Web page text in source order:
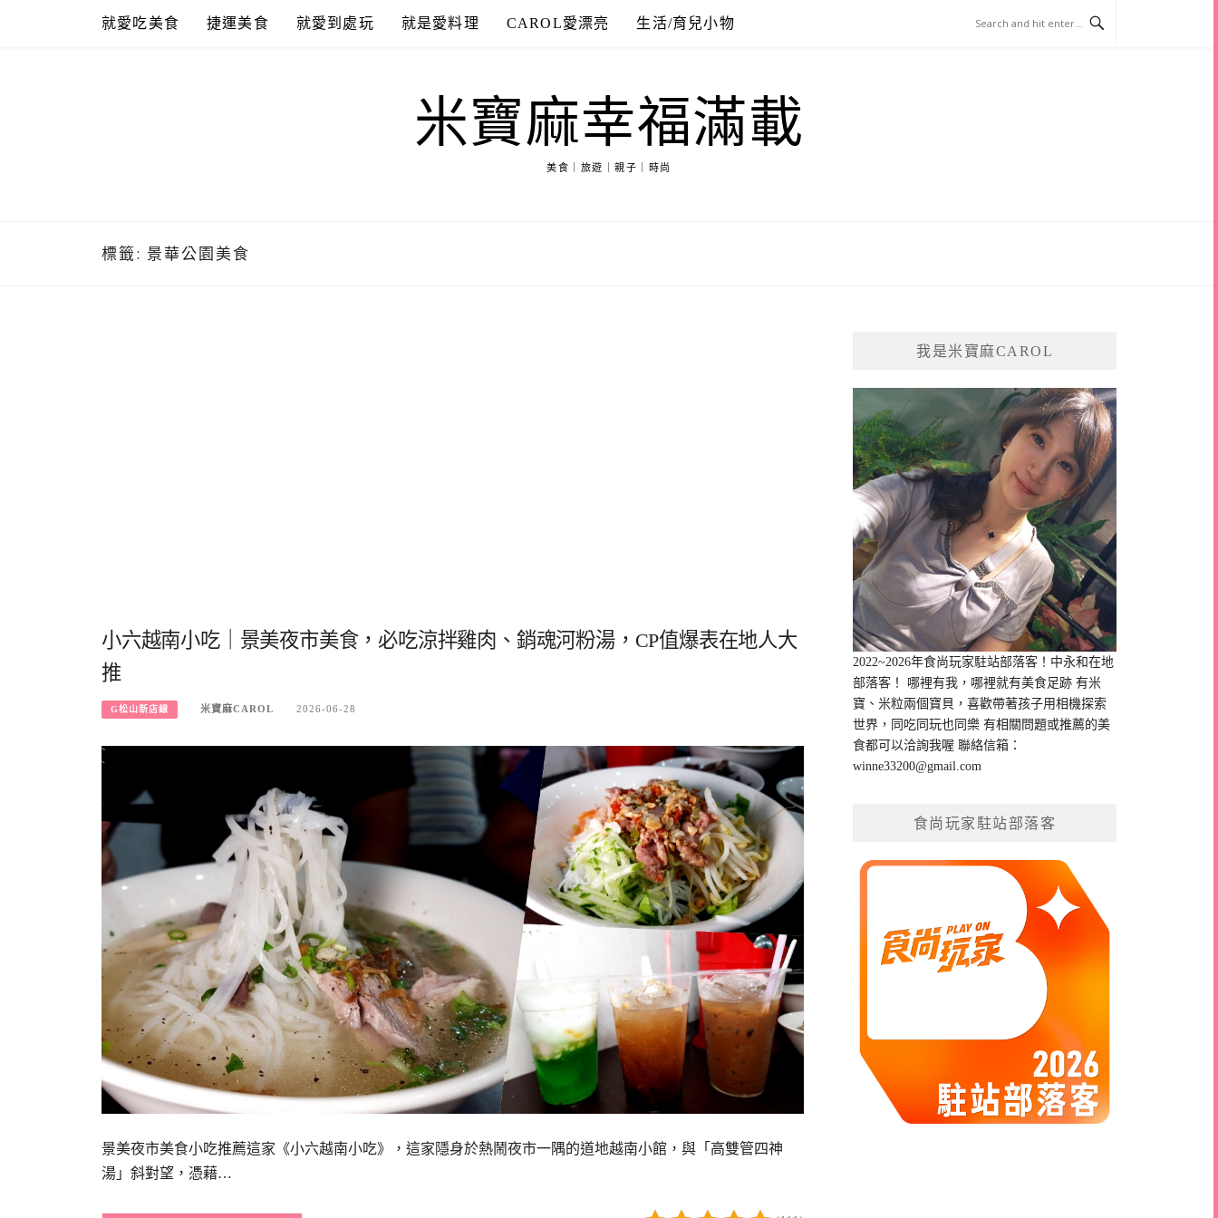
就愛吃美食 捷運美食 就愛到處玩 就是愛料理 CAROL愛漂亮 生活/育兒小物
米寶麻幸福滿載
美食｜旅遊｜親子｜時尚
標籤: 景華公園美食
小六越南小吃｜景美夜市美食，必吃涼拌雞肉、銷魂河粉湯，CP值爆表在地人大
推
G松山新店線 米寶麻CAROL 2026-06-28
景美夜市美食小吃推薦這家《小六越南小吃》，這家隱身於熱鬧夜市一隅的道地越南小館，與「高雙管四神
湯」斜對望，憑藉…
我是米寶麻CAROL
2022~2026年食尚玩家駐站部落客！中永和在地
部落客！ 哪裡有我，哪裡就有美食足跡 有米
寶、米粒兩個寶貝，喜歡帶著孩子用相機探索
世界，同吃同玩也同樂 有相關問題或推薦的美
食都可以洽詢我喔 聯絡信箱：
winne33200@gmail.com
食尚玩家駐站部落客